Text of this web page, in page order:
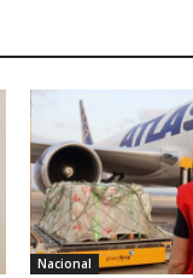
Nacional